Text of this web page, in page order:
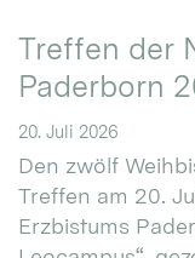
Treffen der
Paderborn
20. Juli 2026
Den zwölf
Treffen am 20.
Erzbistums